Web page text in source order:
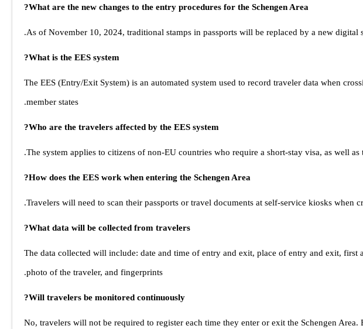
What are the new changes to the entry procedures for the Schengen Area?
As of November 10, 2024, traditional stamps in passports will be replaced by a new digital
What is the EES system?
The EES (Entry/Exit System) is an automated system used to record traveler data when
member states.
Who are the travelers affected by the EES system?
The system applies to citizens of non-EU countries who require a short-stay visa, as well as
How does the EES work when entering the Schengen Area?
Travelers will need to scan their passports or travel documents at self-service kiosks when
What data will be collected from travelers?
The data collected will include: date and time of entry and exit, place of entry and exit, first
photo of the traveler, and fingerprints.
Will travelers be monitored continuously?
No, travelers will not be required to register each time they enter or exit the Schengen